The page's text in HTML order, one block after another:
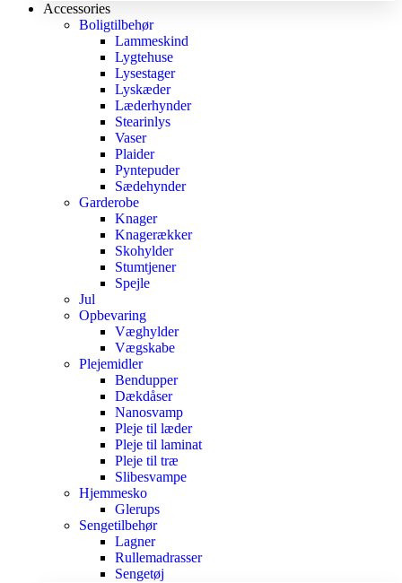
Accessories
Boligtilbehør
Lammeskind
Lygtehuse
Lysestager
Lyskæder
Læderhynder
Stearinlys
Vaser
Plaider
Pyntepuder
Sædehynder
Garderobe
Knager
Knagerækker
Skohylder
Stumtjener
Spejle
Jul
Opbevaring
Væghylder
Vægskabe
Plejemidler
Bendupper
Dækdåser
Nanosvamp
Pleje til læder
Pleje til laminat
Pleje til træ
Slibesvampe
Hjemmesko
Glerups
Sengetilbehør
Lagner
Rullemadrasser
Sengetøj